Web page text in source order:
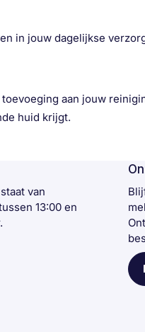
in jouw dagelijkse
aan jouw
huid krijgt.
staat van
13:00 en